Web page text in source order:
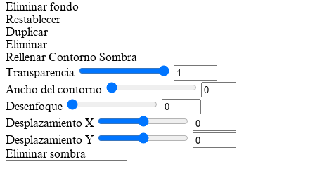
Eliminar fondo
Restablecer
Duplicar
Eliminar
Rellenar Contorno Sombra
Transparencia
Ancho del contorno
Desenfoque
Desplazamiento X
Desplazamiento Y
Eliminar sombra